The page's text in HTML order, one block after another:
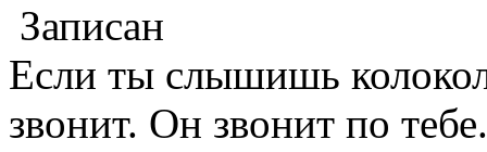
Записан
Если ты слышишь
звонит. Он звонит по